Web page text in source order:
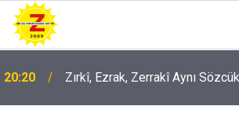
20:20 Zırkî, Ezrak, Zerrakî Aynı
09:56 Ji Zilma Partîzanan Nimûneyeka